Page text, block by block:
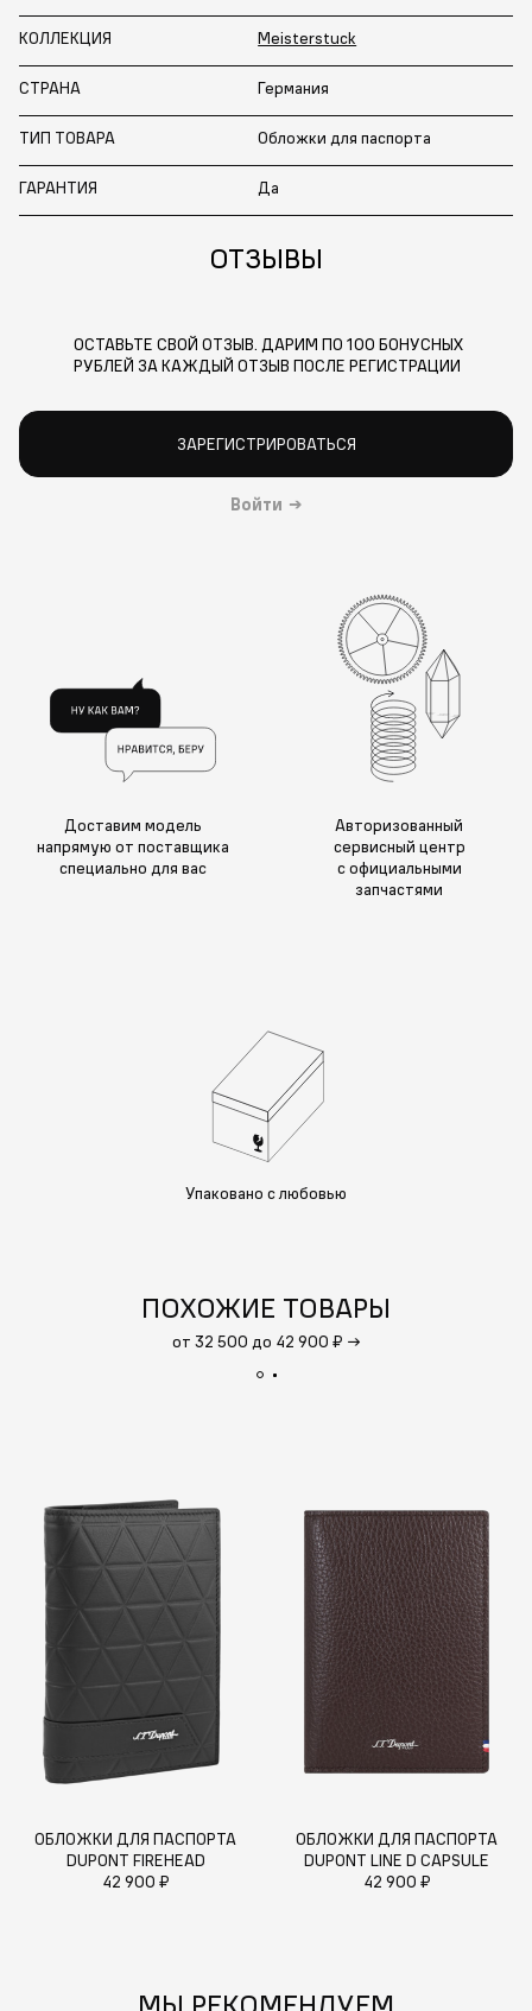
КОЛЛЕКЦИЯ Meisterstuck
СТРАНА Германия
ТИП ТОВАРА Обложки для паспорта
ГАРАНТИЯ Да
ОТЗЫВЫ
ОСТАВЬТЕ СВОЙ ОТЗЫВ. ДАРИМ ПО 100 БОНУСНЫХ
РУБЛЕЙ ЗА КАЖДЫЙ ОТЗЫВ ПОСЛЕ РЕГИСТРАЦИИ
ЗАРЕГИСТРИРОВАТЬСЯ
Войти →
Доставим модель
напрямую от поставщика
специально для вас
Авторизованный
сервисный центр
с официальными
запчастями
Упаковано с любовью
ПОХОЖИЕ ТОВАРЫ
от 32 500 до 42 900 ₽ →
ОБЛОЖКИ ДЛЯ ПАСПОРТА
DUPONT FIREHEAD
42 900 ₽
ОБЛОЖКИ ДЛЯ ПАСПОРТА
DUPONT LINE D CAPSULE
42 900 ₽